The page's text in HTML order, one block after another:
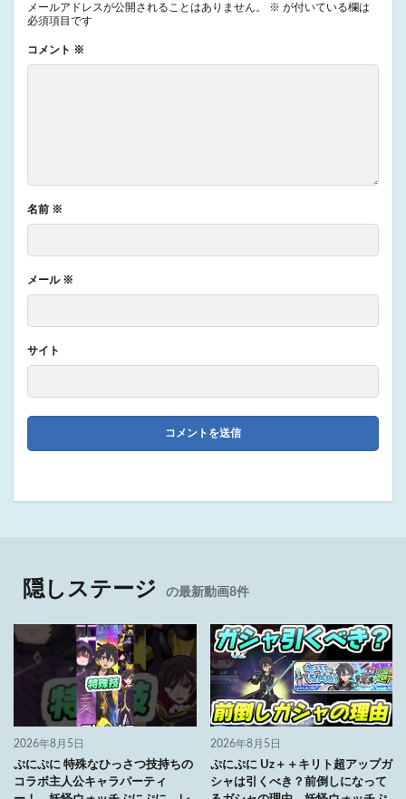
メールアドレスが公開されることはありません。 ※ が付いている欄は
必須項目です
コメント ※
名前 ※
メール ※
サイト
隠しステージ の最新動画8件
2026年8月5日
ぷにぷに 特殊なひっさつ技持ちの
コラボ主人公キャラパーティ
2026年8月5日
ぷにぷに Uz＋＋キリト超アップガ
シャは引くべき？前倒しになって